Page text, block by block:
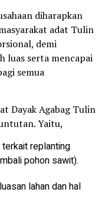
diharapkan
adat Tulin
demi
luas serta mencapai
semua
Dayak Agabag Tulin
Yaitu,
replanting
pohon sawit).
lahan dan hal